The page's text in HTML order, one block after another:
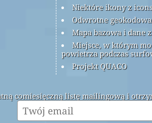
Niektóre ikony z
Odwrotne
Mapa bazowa i dane
Miejsce, w którym
powietrza podczas
Projekt QUACO
comiesięczną listę mailingową i